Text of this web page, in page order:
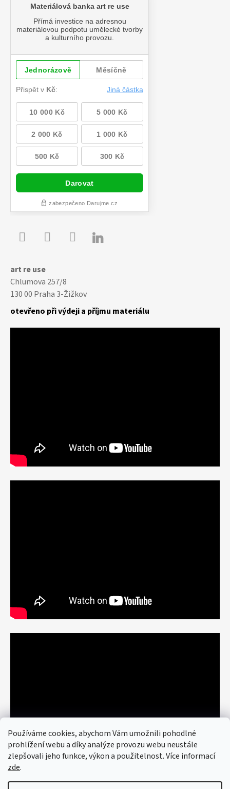
Používáme cookies, abychom Vám umožnili pohodlné
prohlížení webu a díky analýze provozu webu neustále
zlepšovali jeho funkce, výkon a použitelnost. Více informací
zde.

art re use
Chlumova 257/8
130 00 Praha 3-Žižkov
otevřeno při výdeji a příjmu materiálu